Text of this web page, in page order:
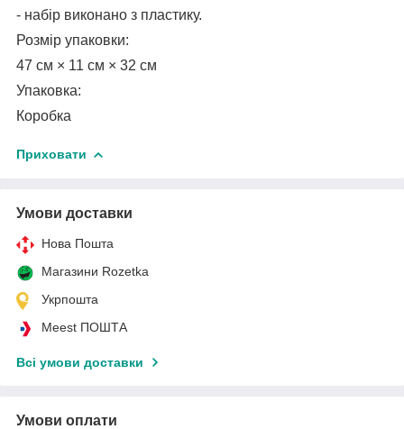
- набір виконано з пластику.
Розмір упаковки:
47 см × 11 см × 32 см
Упаковка:
Коробка
Приховати
Умови доставки
Нова Пошта
Магазини Rozetka
Укрпошта
Meest ПОШТА
Всі умови доставки
Умови оплати